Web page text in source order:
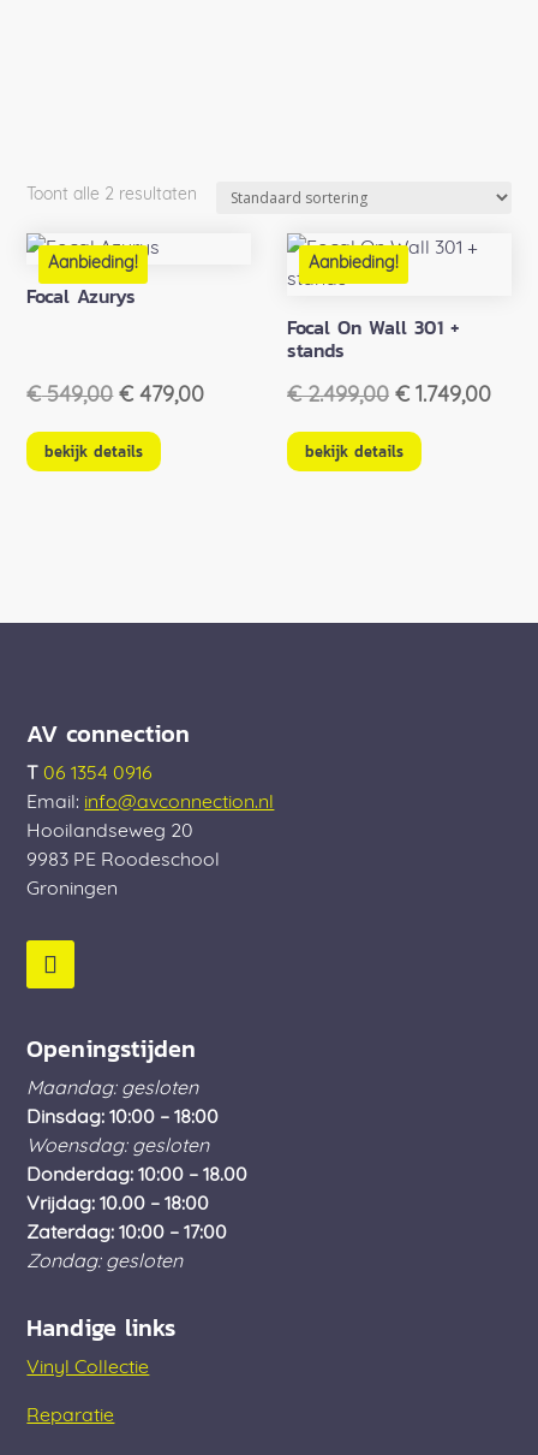
Toont alle 2 resultaten
Aanbieding!
Focal Azurys
€549,00 Oorspronkelijke
was:
€ 549,00.
€ 479,00Huidige
€ 479,00.
bekijk details
Aanbieding!
Focal On Wall 301 +
stands
€2.499,00
was:
€ 2.499,00.
€ 1.749,00
bekijk details
AV connection
T 06 1354 0916
Email: info@avconnection.nl
Hooilandseweg 20
9983 PE Roodeschool
Groningen
Openingstijden
Maandag: gesloten
Dinsdag: 10:00 – 18:00
Woensdag: gesloten
Donderdag: 10:00 – 18.00
Vrijdag: 10.00 – 18:00
Zaterdag: 10:00 – 17:00
Zondag: gesloten
Handige links
Vinyl Collectie
Reparatie